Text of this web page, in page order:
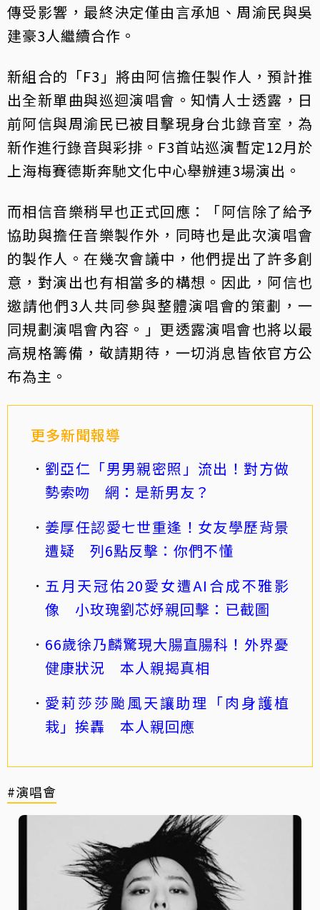
傳受影響，最終決定僅由言承旭、周渝民與吳
建豪3人繼續合作。
新組合的「F3」將由阿信擔任製作人，預計推
出全新單曲與巡迴演唱會。知情人士透露，日
前阿信與周渝民已被目擊現身台北錄音室，為
新作進行錄音與彩排。F3首站巡演暫定12月於
上海梅賽德斯奔馳文化中心舉辦連3場演出。
而相信音樂稍早也正式回應：「阿信除了給予
協助與擔任音樂製作外，同時也是此次演唱會
的製作人。在幾次會議中，他們提出了許多創
意，對演出也有相當多的構想。因此，阿信也
邀請他們3人共同參與整體演唱會的策劃，一
同規劃演唱會內容。」更透露演唱會也將以最
高規格籌備，敬請期待，一切消息皆依官方公
布為主。
更多新聞報導
劉亞仁「男男親密照」流出！對方做
勢索吻 網：是新男友？
姜厚任認愛七世重逢！女友學歷背景
遭疑 列6點反擊：你們不懂
五月天冠佑20愛女遭AI合成不雅影
像 小玫瑰劉芯妤親回擊：已截圖
66歲徐乃麟驚現大腸直腸科！外界憂
健康狀況 本人親揭真相
愛莉莎莎颱風天讓助理「肉身護植
栽」挨轟 本人親回應
#演唱會